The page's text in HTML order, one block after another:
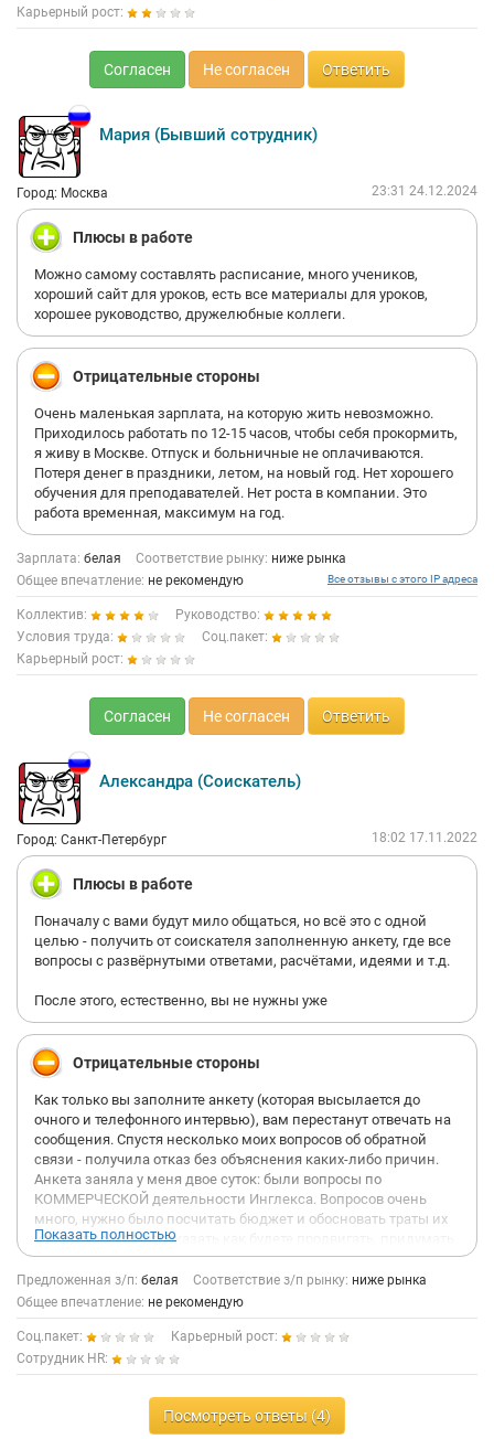
Карьерный рост:
Согласен Не согласен Ответить
Мария (Бывший сотрудник)
Город: Москва 23:31 24.12.2024
Плюсы в работе
Можно самому составлять расписание, много учеников,
хороший сайт для уроков, есть все материалы для уроков,
хорошее руководство, дружелюбные коллеги.
Отрицательные стороны
Очень маленькая зарплата, на которую жить невозможно.
Приходилось работать по 12-15 часов, чтобы себя прокормить,
я живу в Москве. Отпуск и больничные не оплачиваются.
Потеря денег в праздники, летом, на новый год. Нет хорошего
обучения для преподавателей. Нет роста в компании. Это
работа временная, максимум на год.
Зарплата: белая Соответствие рынку: ниже рынка
Общее впечатление: не рекомендую Все отзывы с этого IP адреса
Коллектив:
Руководство:
Условия труда:
Соц.пакет:
Карьерный рост:
Согласен Не согласен Ответить
Александра (Соискатель)
Город: Санкт-Петербург 18:02 17.11.2022
Плюсы в работе
Поначалу с вами будут мило общаться, но всё это с одной
целью - получить от соискателя заполненную анкету, где все
вопросы с развёрнутыми ответами, расчётами, идеями и т.д.
После этого, естественно, вы не нужны уже
Отрицательные стороны
Как только вы заполните анкету (которая высылается до
очного и телефонного интервью), вам перестанут отвечать на
сообщения. Спустя несколько моих вопросов об обратной
связи - получила отказ без объяснения каких-либо причин.
Анкета заняла у меня двое суток: были вопросы по
КОММЕРЧЕСКОЙ деятельности Инглекса. Вопросов очень
много, нужно было посчитать бюджет и обосновать траты их
нового проекта, рассказать как будете продвигать, придумать
лид-магниты на сайт, составить запросы для продвижения
сайта в органике и для контекстной рекламы, составить план
продвижения их нового продукта и т.д. и т.п.
Это просто РАЗВОД, НЕ ТРАТЬТЕ СВОЁ ВРЕМЯ!
Инглекс просто пользуется добросовестными соискателями,
закрывая свои рабочие задачи + собирают идеи и способы
продвижения новых проектов + тексты ж новые всегда
нужны, зачем нанимать человека, если можно решать свои
проблемы через тестовые задания.
Показать полностью
Предложенная з/п: белая Соответствие з/п рынку: ниже рынка
Общее впечатление: не рекомендую
Соц.пакет:
Карьерный рост:
Сотрудник HR:
Посмотреть ответы (4)